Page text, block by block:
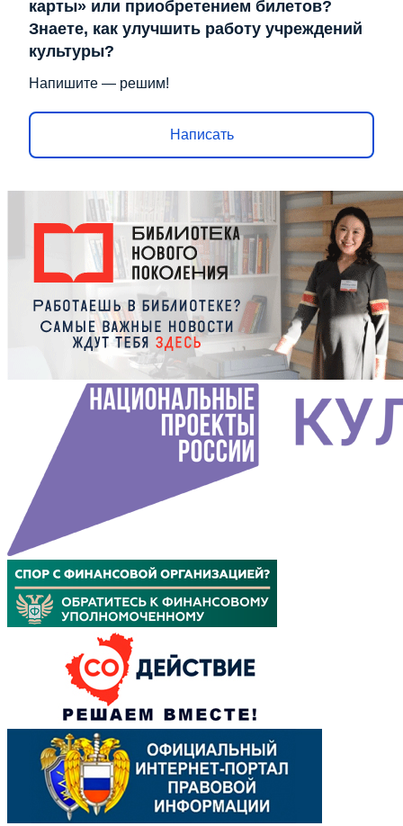
карты» или приобретением билетов?
Знаете, как улучшить работу учреждений
культуры?
Напишите — решим!
Написать